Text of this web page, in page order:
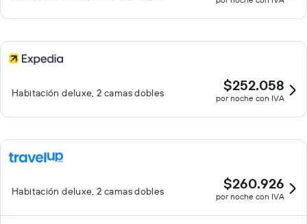
Habitación deluxe, 2 camas dobles $252.058
por noche con IVA
Habitación deluxe, 2 camas dobles $260.926
por noche con IVA